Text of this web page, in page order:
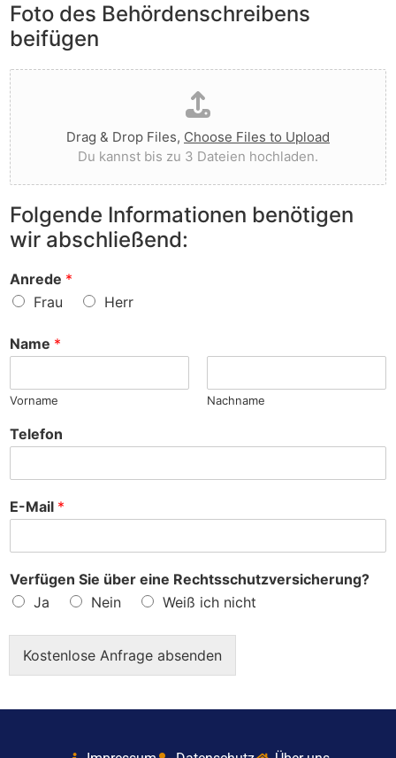
v
o
r
g
e
w
o
r
f
e
n
?
l
i
e
t
I
h
n
e
n
v
o
r
?
e
A
n
e
r
k
u
n
g
e
n
z
u
S
a
c
e
Foto des Behördenschreibens
beifügen
D
a
t
e
i
h
o
h
l
d
e
n
Drag & Drop Files, Choose Files to Upload
Du kannst bis zu 3 Dateien hochladen.
Folgende Informationen benötigen
wir abschließend:
Anrede *
Frau
Herr
Name *
Vorname Nachname
Telefon
E-Mail *
Verfügen Sie über eine Rechtsschutzversicherung?
Ja
Nein Weiß ich nicht
Kostenlose Anfrage absenden